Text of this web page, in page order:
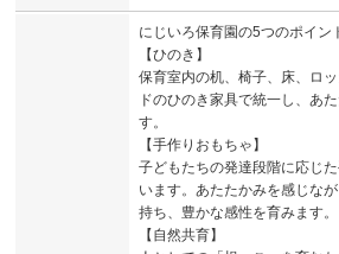
にじいろ保育園の5つのポイン
【ひのき】
保育室内の机、椅子、床、ロ
ドのひのき家具で統一し、あ
す。
【手作りおもちゃ】
子どもたちの発達段階に応じ
います。あたたかみを感じな
持ち、豊かな感性を育みます。
【自然共育】